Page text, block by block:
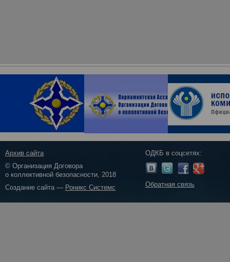
Архив сайта
© Организация Договора
о коллективной безопасности, 2018
Создание сайта — Роникс Системс
ОДКБ в соцсетях:
Обратная связь